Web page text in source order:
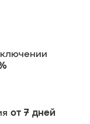
от 7 дней